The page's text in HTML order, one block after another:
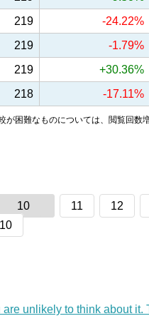
219 -24.22%
219 -1.79%
219 +30.36%
218 -17.11%
困難なものについては、閲覧回数
10 11 12
unlikely to think about it.